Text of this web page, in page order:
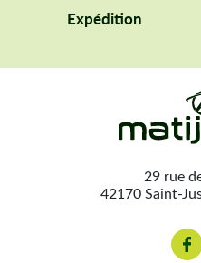
Expédition
29 rue
42170 Saint-